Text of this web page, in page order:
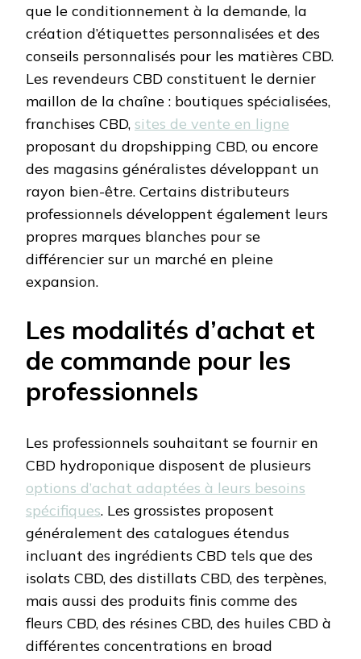
que le conditionnement à la demande, la
création d’étiquettes personnalisées et des
conseils personnalisés pour les matières CBD.
Les revendeurs CBD constituent le dernier
maillon de la chaîne : boutiques spécialisées,
franchises CBD, sites de vente en ligne
proposant du dropshipping CBD, ou encore
des magasins généralistes développant un
rayon bien-être. Certains distributeurs
professionnels développent également leurs
propres marques blanches pour se
différencier sur un marché en pleine
expansion.
Les modalités d’achat et
de commande pour les
professionnels
Les professionnels souhaitant se fournir en
CBD hydroponique disposent de plusieurs
options d’achat adaptées à leurs besoins
spécifiques. Les grossistes proposent
généralement des catalogues étendus
incluant des ingrédients CBD tels que des
isolats CBD, des distillats CBD, des terpènes,
mais aussi des produits finis comme des
fleurs CBD, des résines CBD, des huiles CBD à
différentes concentrations en broad